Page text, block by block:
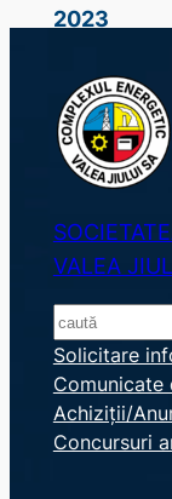
2023
VALEA
S
e
a
r
c
Solicitare
Comunicate
Achiziții/
Concursuri